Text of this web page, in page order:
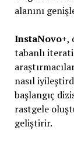
alanını
InstaNovo+,
tabanlı
nasıl
başlangıç
rastgele
geliştirir.